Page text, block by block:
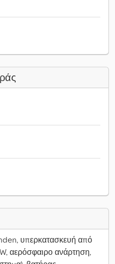
υπερκατασκευή από
αερόσφαιρο ανάρτηση,